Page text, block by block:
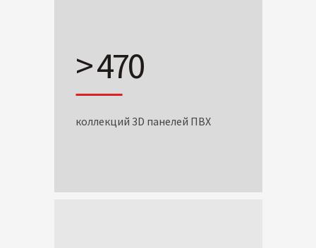
> 470
коллекций 3D панелей ПВХ